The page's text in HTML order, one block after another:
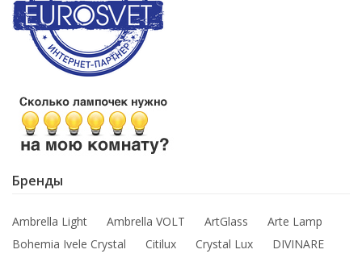
Бренды
Ambrella Light Ambrella VOLT ArtGlass
Arte Lamp
Bohemia Ivele Crystal
Citilux Crystal Lux
DIVINARE